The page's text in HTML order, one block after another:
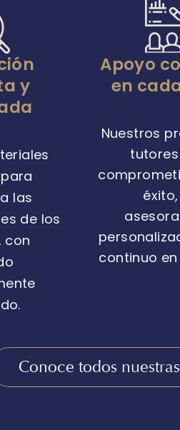
y
las
de los
con
Apoyo
en
Nuestros
continuo
Conoce todos